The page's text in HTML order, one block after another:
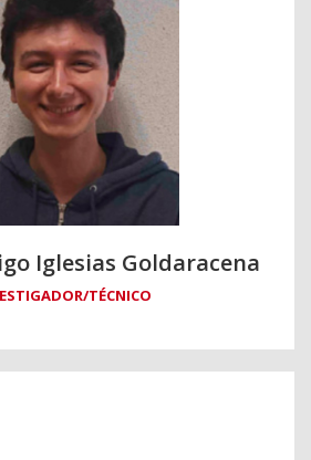
Iglesias Goldaracena
TÉCNICO